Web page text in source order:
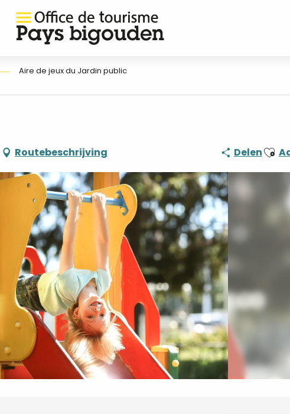
Aire de jeux du Jardin public
Routebeschrijving Delen